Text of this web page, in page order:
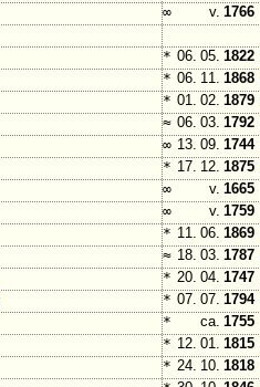
∞ v. 1766
* 06. 05. 1822
* 06. 11. 1868
* 01. 02. 1879
≈ 06. 03. 1792
∞ 13. 09. 1744
* 17. 12. 1875
∞ v. 1665
∞ v. 1759
* 11. 06. 1869
≈ 18. 03. 1787
* 20. 04. 1747
* 07. 07. 1794
* ca. 1755
* 12. 01. 1815
* 24. 10. 1818